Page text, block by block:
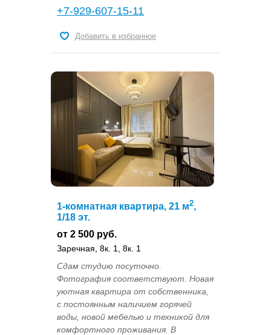
+7-929-607-15-11
Добавить в избранное
1-комнатная квартира, 21 м2,
1/18 эт.
от 2 500 руб.
Заречная, 8к. 1, 8к. 1
Сдам студию посуточно.
Фотография соответствуют. Новая
уютная квартира от собственника,
с постоянным наличием горячей
воды, новой мебелью и техникой для
комфортного проживания. В